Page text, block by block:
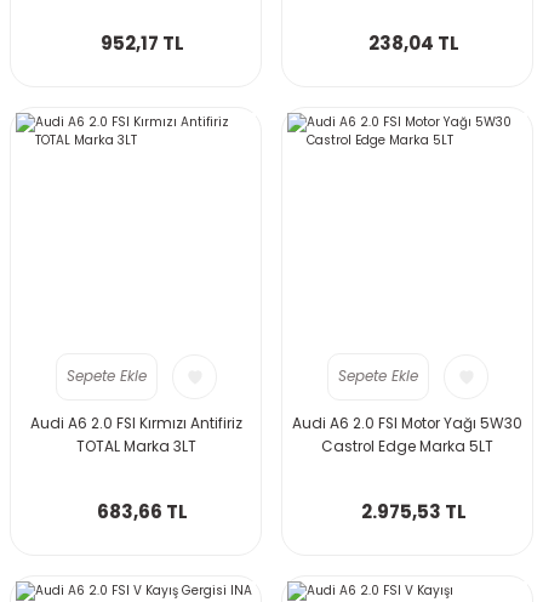
952,17 TL 238,04 TL
Sepete Ekle
Audi A6 2.0 FSI Kırmızı Antifiriz
TOTAL Marka 3LT
683,66 TL
Sepete Ekle
Audi A6 2.0 FSI Motor Yağı 5W30
Castrol Edge Marka 5LT
2.975,53 TL